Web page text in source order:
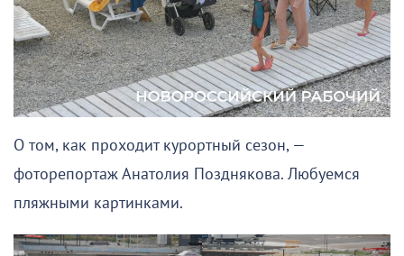
О том, как проходит курортный сезон, —
фоторепортаж Анатолия Позднякова. Любуемся
пляжными картинками.